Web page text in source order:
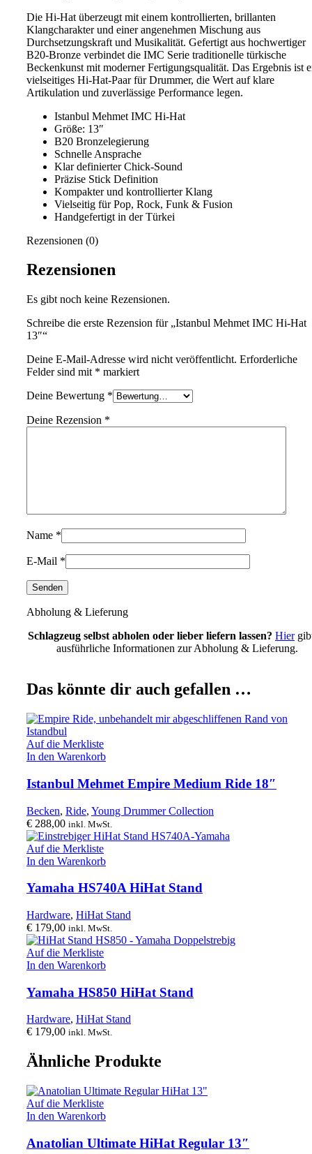
Die Hi-Hat überzeugt mit einem kontrollierten, brillanten
Klangcharakter und einer angenehmen Mischung aus
Durchsetzungskraft und Musikalität. Gefertigt aus hochwertiger
B20-Bronze verbindet die IMC Serie traditionelle türkische
Beckenkunst mit moderner Fertigungsqualität. Das Ergebnis ist
vielseitiges Hi-Hat-Paar für Drummer, die Wert auf klare
Artikulation und zuverlässige Performance legen.
Istanbul Mehmet IMC Hi-Hat
Größe: 13″
B20 Bronzelegierung
Schnelle Ansprache
Klar definierter Chick-Sound
Präzise Stick Definition
Kompakter und kontrollierter Klang
Vielseitig für Pop, Rock, Funk & Fusion
Handgefertigt in der Türkei
Rezensionen (0)
Rezensionen
Es gibt noch keine Rezensionen.
Schreibe die erste Rezension für „Istanbul Mehmet IMC Hi-Hat
13″“
Deine E-Mail-Adresse wird nicht veröffentlicht. Erforderliche
Felder sind mit * markiert
Deine Bewertung *
Deine Rezension *
Name *
E-Mail *
Abholung & Lieferung
Schlagzeug selbst abholen oder lieber liefern lassen? Hier
ausführliche Informationen zur Abholung & Lieferung.
Das könnte dir auch gefallen …
Auf die Merkliste
In den Warenkorb
Istanbul Mehmet Empire Medium Ride 18″
Becken, Ride, Young Drummer Collection
€ 288,00 inkl. MwSt.
Auf die Merkliste
In den Warenkorb
Yamaha HS740A HiHat Stand
Hardware, HiHat Stand
€ 179,00 inkl. MwSt.
Auf die Merkliste
In den Warenkorb
Yamaha HS850 HiHat Stand
Hardware, HiHat Stand
€ 179,00 inkl. MwSt.
Ähnliche Produkte
Auf die Merkliste
In den Warenkorb
Anatolian Ultimate HiHat Regular 13″